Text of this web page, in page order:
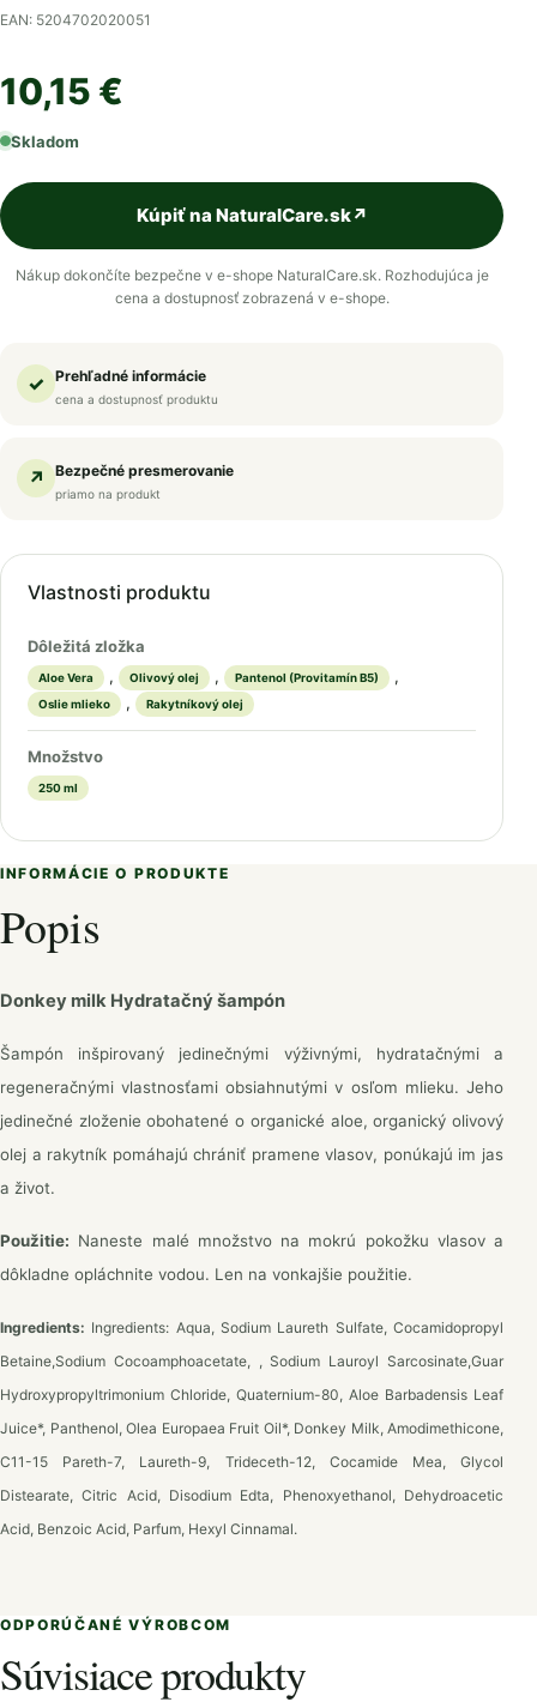
EAN: 5204702020051
10,15 €
Skladom
Kúpiť na NaturalCare.sk↗
Nákup dokončíte bezpečne v e-shope NaturalCare.sk. Rozhodujúca je
cena a dostupnosť zobrazená v e-shope.
✓ Prehľadné informácie
cena a dostupnosť produktu
↗ Bezpečné presmerovanie
priamo na produkt
Vlastnosti produktu
Dôležitá zložka
Aloe Vera , Olivový olej , Pantenol (Provitamín B5) ,
Oslie mlieko , Rakytníkový olej
Množstvo
250 ml
INFORMÁCIE O PRODUKTE
Popis
Donkey milk Hydratačný šampón
Šampón inšpirovaný jedinečnými výživnými, hydratačnými a
regeneračnými vlastnosťami obsiahnutými v osľom mlieku. Jeho
jedinečné zloženie obohatené o organické aloe, organický olivový
olej a rakytník pomáhajú chrániť pramene vlasov, ponúkajú im jas
a život.
Použitie: Naneste malé množstvo na mokrú pokožku vlasov a
dôkladne opláchnite vodou. Len na vonkajšie použitie.
Ingredients: Ingredients: Aqua, Sodium Laureth Sulfate, Cocamidopropyl
Betaine,Sodium Cocoamphoacetate, , Sodium Lauroyl Sarcosinate,Guar
Hydroxypropyltrimonium Chloride, Quaternium-80, Aloe Barbadensis Leaf
Juice*, Panthenol, Olea Europaea Fruit Oil*, Donkey Milk, Amodimethicone,
C11-15 Pareth-7, Laureth-9, Trideceth-12, Cocamide Mea, Glycol
Distearate, Citric Acid, Disodium Edta, Phenoxyethanol, Dehydroacetic
Acid, Benzoic Acid, Parfum, Hexyl Cinnamal.
ODPORÚČANÉ VÝROBCOM
Súvisiace produkty